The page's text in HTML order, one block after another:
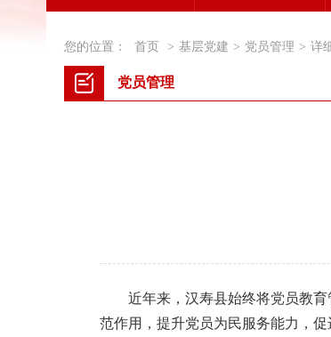
您的位置： 首页 > 基层党建 > 党员管理 > 详
党员管理
近年来，汉寿县始终将党员教
范作用，提升党员为民服务能力，促